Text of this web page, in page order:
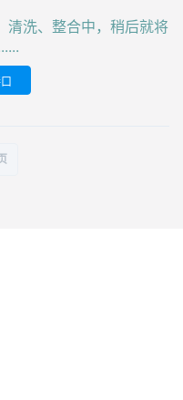
清洗、整合中，稍后就将